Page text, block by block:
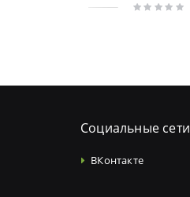
Социальные сети
ВКонтакте